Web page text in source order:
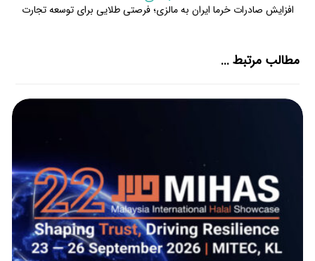
افزایش صادرات خرما ایران به مالزی؛ فرصتی طلایی برای توسعه تجارت
مطالب مرتبط ...